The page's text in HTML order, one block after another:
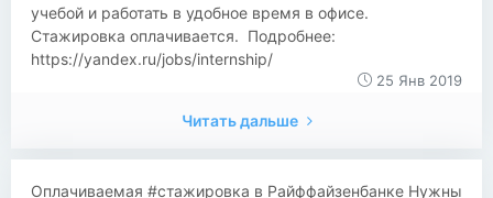
учебой и работать в удобное время в офисе.
Стажировка оплачивается. Подробнее:
https://yandex.ru/jobs/internship/
25 Янв 2019
Читать дальше
Оплачиваемая #стажировка в Райффайзенбанке Нужны